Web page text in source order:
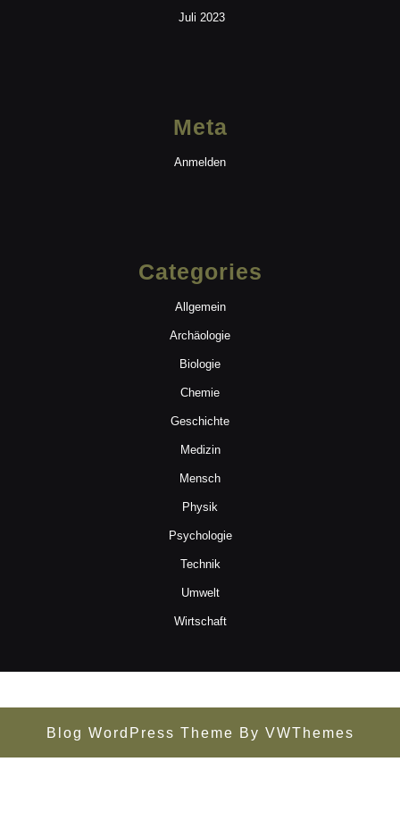
Juli 2023
Meta
Anmelden
Categories
Allgemein
Archäologie
Biologie
Chemie
Geschichte
Medizin
Mensch
Physik
Psychologie
Technik
Umwelt
Wirtschaft
Blog WordPress Theme By VWThemes